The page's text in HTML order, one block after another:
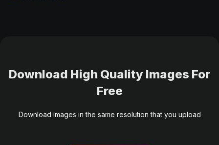
Download High Quality Images For
Free
Download images in the same resolution that you upload